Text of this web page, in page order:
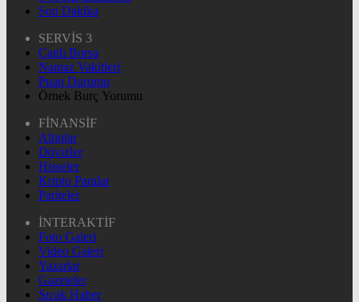
Son Dakika
SERVİS 3
Canlı Borsa
Namaz Vakitleri
Puan Durumu
Örnek Burç Yorumu
FİNANSİF
Altınlar
Dövizler
Hisseler
Kripto Paralar
Pariteler
İNTERAKTİF
Foto Galeri
Video Galeri
Yazarlar
Gazeteler
Sıcak Haber